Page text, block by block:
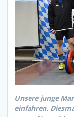
Unsere junge
einfahren.